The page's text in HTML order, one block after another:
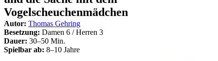
Vogelscheuchenmädchen
Autor: Thomas Gehring
Besetzung: Damen 6 / Herren 3
Dauer: 30–50 Min.
Spielbar ab: 8–10 Jahre